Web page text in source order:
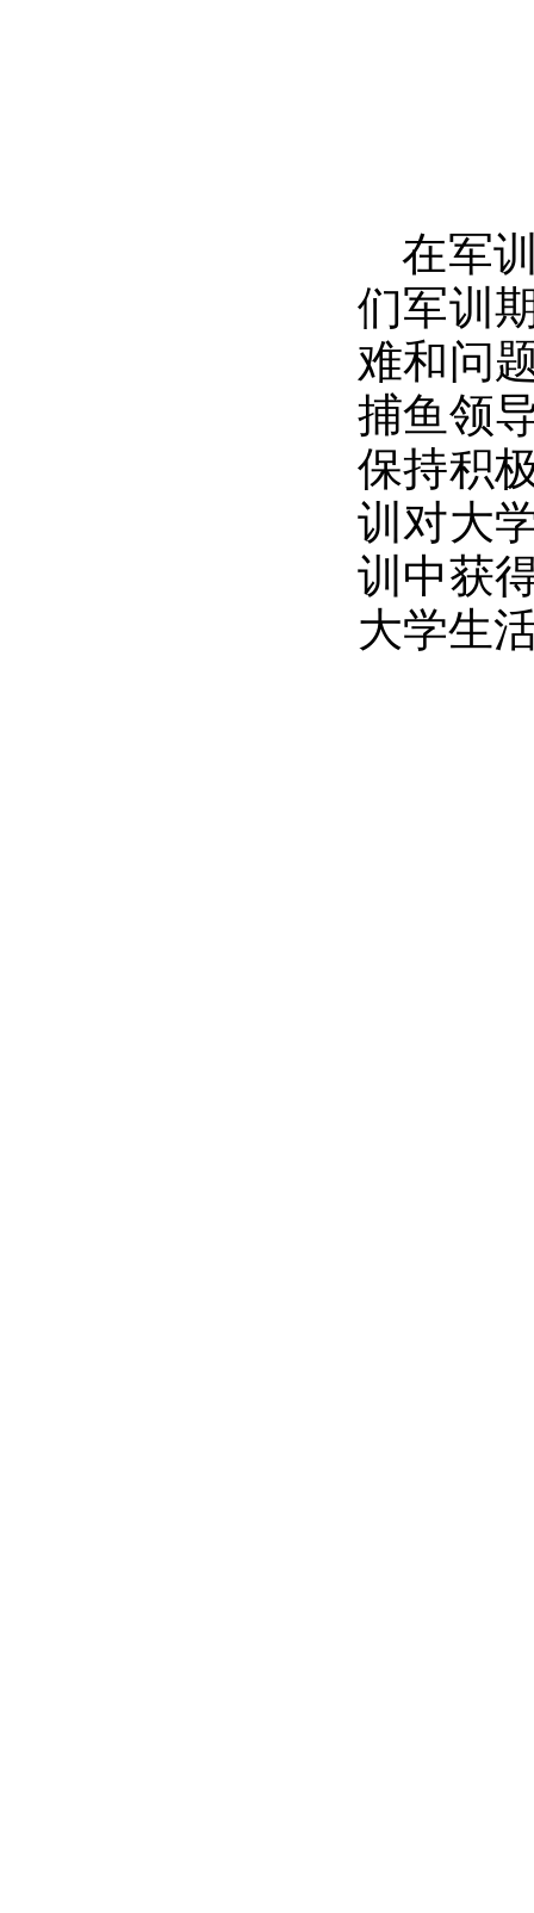
在军
们军训
难和问
捕鱼领
保持积
训对大
训中获
大学生